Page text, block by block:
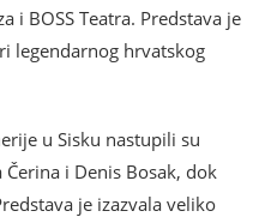
i BOSS Teatra. Predstava je
legendarnog hrvatskog
uSisku nastupili su
Čerina i Denis Bosak, dok
je izazvala veliko